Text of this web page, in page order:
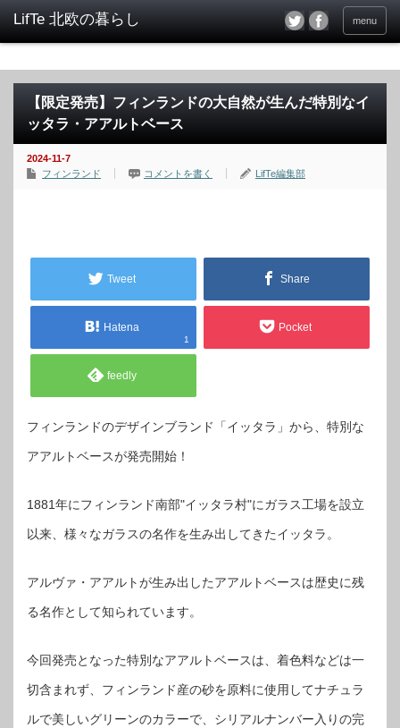
menu
【限定発売】フィンランドの大自然が生んだ特別なイ
ッタラ・アアルトベース
2024-11-7
フィンランド
コメントを書く LifTe編集部
Tweet Share
Hatena
1
Pocket
feedly
フィンランドのデザインブランド「イッタラ」から、特別な
アアルトベースが発売開始！
1881年にフィンランド南部"イッタラ村"にガラス工場を設立
以来、様々なガラスの名作を生み出してきたイッタラ。
アルヴァ・アアルトが生み出したアアルトベースは歴史に残
る名作として知られています。
今回発売となった特別なアアルトベースは、着色料などは一
切含まれず、フィンランド産の砂を原料に使用してナチュラ
ルで美しいグリーンのカラーで、シリアルナンバー入りの完